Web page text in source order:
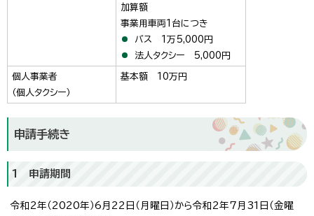
加算額
事業用車両1台につき
バス 1万5,000円
法人タクシー 5,000円
個人事業者
（個人タクシー）
基本額 10万円
申請手続き
1 申請期間
令和2年（2020年）6月22日（月曜日）から令和2年7月31日（金曜